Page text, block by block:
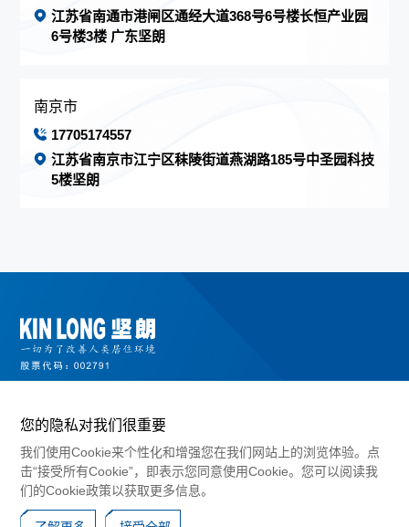
江苏省南通市港闸区通经大道368号6号楼长恒产业园
6号楼3楼 广东坚朗
南京市
17705174557
江苏省南京市江宁区秣陵街道燕湖路185号中圣园科技
5楼坚朗
©2024 广东坚朗五金制品股份有限公司版权所有
粤ICP备10017183号
您的隐私对我们很重要
我们使用Cookie来个性化和增强您在我们网站上的浏览体验。点
击“接受所有Cookie”，即表示您同意使用Cookie。您可以阅读我
们的Cookie政策以获取更多信息。